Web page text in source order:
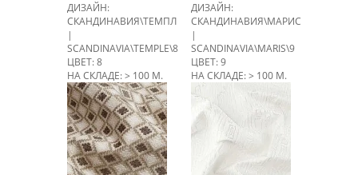
ДИЗАЙН:
СКАНДИНАВИЯ\ТЕМПЛ
|
SCANDINAVIA\TEMPLE\8
ЦВЕТ: 8
НА СКЛАДЕ: > 100 М.
ДИЗАЙН:
СКАНДИНАВИЯ\МАРИС
|
SCANDINAVIA\MARIS\9
ЦВЕТ: 9
НА СКЛАДЕ: > 100 М.